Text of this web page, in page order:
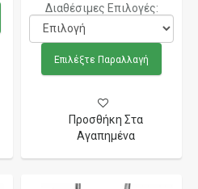
Διαθέσιμες Επιλογές:
Επιλέξτε Παραλλαγή
Προσθήκη Στα
Αγαπημένα